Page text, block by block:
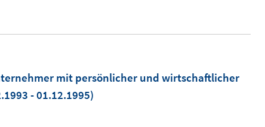
mit persönlicher und wirtschaftlicher
- 01.12.1995)